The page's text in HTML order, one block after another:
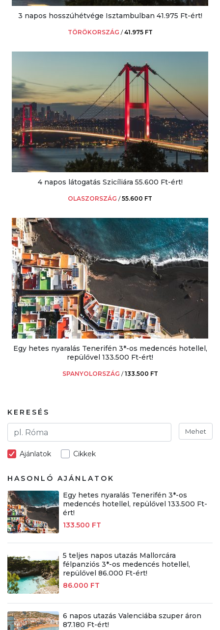
3 napos hosszúhétvége Isztambulban 41.975 Ft-ért!
TÖRÖKORSZÁG /41.975 FT
4 napos látogatás Szicíliára 55.600 Ft-ért!
OLASZORSZÁG /55.600 FT
Egy hetes nyaralás Tenerifén 3*-os medencés hotellel,
repülővel 133.500 Ft-ért!
SPANYOLORSZÁG /133.500 FT
KERESÉS
Mehet
Ajánlatok Cikkek
HASONLÓ AJÁNLATOK
Egy hetes nyaralás Tenerifén 3*-os
medencés hotellel, repülővel 133.500 Ft-
ért!
133.500 FT
5 teljes napos utazás Mallorcára
félpanziós 3*-os medencés hotellel,
repülővel 86.000 Ft-ért!
86.000 FT
6 napos utazás Valenciába szuper áron
87.180 Ft-ért!